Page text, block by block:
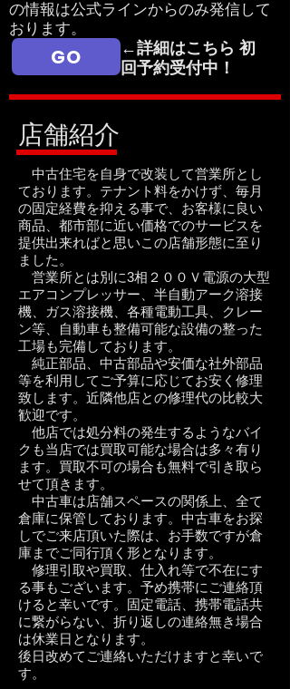
の情報は公式ラインからのみ発信して
おります。
GO
←詳細はこちら 初
回予約受付中！
店舗紹介
中古住宅を自身で改装して営業所とし
ております。テナント料をかけず、毎月
の固定経費を抑える事で、お客様に良い
商品、都市部に近い価格でのサービスを
提供出来ればと思いこの店舗形態に至り
ました。
営業所とは別に3相２００Ｖ電源の大型
エアコンプレッサー、半自動アーク溶接
機、ガス溶接機、各種電動工具、クレー
ン等、自動車も整備可能な設備の整った
工場も完備しております。
純正部品、中古部品や安価な社外部品
等を利用してご予算に応じてお安く修理
致します。近隣他店との修理代の比較大
歓迎です。
他店では処分料の発生するようなバイ
クも当店では買取可能な場合は多々有り
ます。買取不可の場合も無料で引き取ら
せて頂きます。
中古車は店舗スペースの関係上、全て
倉庫​に保管しております。中古車をお探
しでご来店頂いた際は、お手数ですが倉
庫までご同行頂く形となります。
​修理引取や買取、仕入れ等で不在にす
る事もございます。予め携帯にご連絡頂
けると幸いです。固定電話、携帯電話共
に繋がらない、折り返しの連絡無き場合
は休業日となります。
​後日改めてご連絡いただけますと幸いで
す。